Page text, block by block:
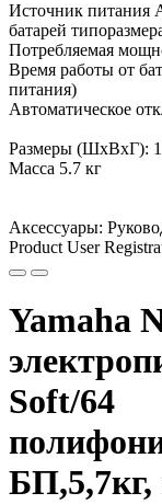
Источник питания
батарей
Потребляемая
Время работы от
питания)
Автоматическое
Размеры (ШхВхГ):
Масса 5.7 кг
Аксессуары:
Product User
Yamaha
Soft/64
БП,5,7кг,